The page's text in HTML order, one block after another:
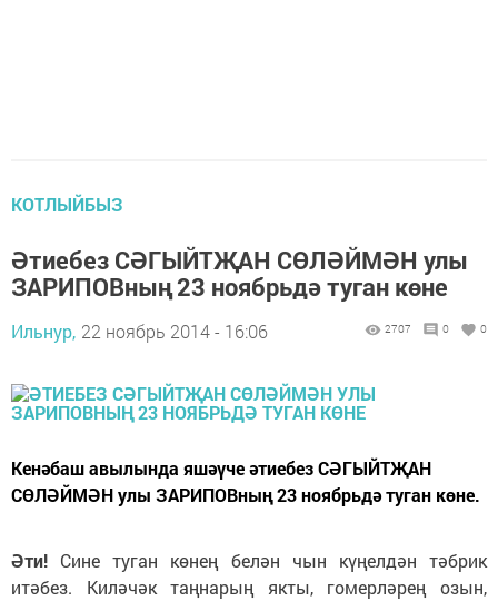
КОТЛЫЙБЫЗ
Әтиебез СӘГЫЙТҖАН СӨЛӘЙМӘН улы
ЗАРИПОВның 23 ноябрьдә туган көне
Ильнур, 22 ноябрь 2014 - 16:06 2707 0 0
Кенәбаш авылында яшәүче әтиебез СӘГЫЙТҖАН
СӨЛӘЙМӘН улы ЗАРИПОВның 23 ноябрьдә туган көне.
Әти! Сине туган көнең белән чын күңелдән тәбрик
итәбез. Киләчәк таңнарың якты, гомерләрең озын,